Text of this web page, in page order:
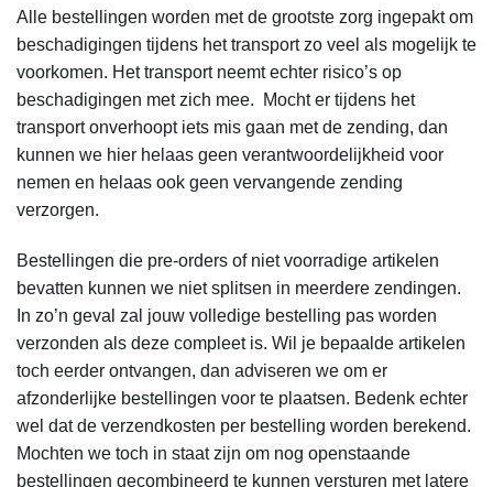
Alle bestellingen worden met de grootste zorg ingepakt om
beschadigingen tijdens het transport zo veel als mogelijk te
voorkomen. Het transport neemt echter risico’s op
beschadigingen met zich mee. Mocht er tijdens het
transport onverhoopt iets mis gaan met de zending, dan
kunnen we hier helaas geen verantwoordelijkheid voor
nemen en helaas ook geen vervangende zending
verzorgen.
Bestellingen die pre-orders of niet voorradige artikelen
bevatten kunnen we niet splitsen in meerdere zendingen.
In zo’n geval zal jouw volledige bestelling pas worden
verzonden als deze compleet is. Wil je bepaalde artikelen
toch eerder ontvangen, dan adviseren we om er
afzonderlijke bestellingen voor te plaatsen. Bedenk echter
wel dat de verzendkosten per bestelling worden berekend.
Mochten we toch in staat zijn om nog openstaande
bestellingen gecombineerd te kunnen versturen met latere